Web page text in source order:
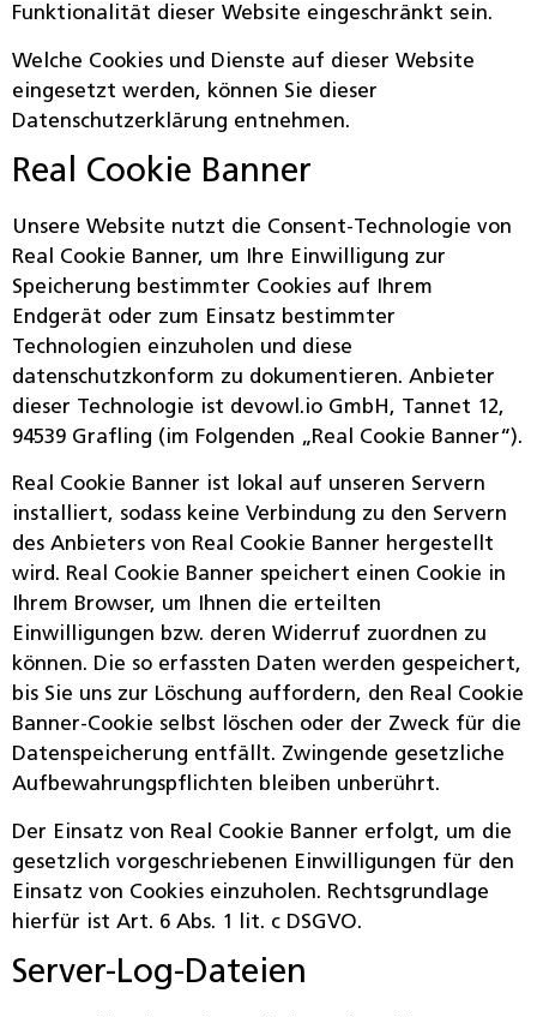
Funktionalität dieser Website eingeschränkt sein.
Welche Cookies und Dienste auf dieser Website
eingesetzt werden, können Sie dieser
Datenschutzerklärung entnehmen.
Real Cookie Banner
Unsere Website nutzt die Consent-Technologie von
Real Cookie Banner, um Ihre Einwilligung zur
Speicherung bestimmter Cookies auf Ihrem
Endgerät oder zum Einsatz bestimmter
Technologien einzuholen und diese
datenschutzkonform zu dokumentieren. Anbieter
dieser Technologie ist devowl.io GmbH, Tannet 12,
94539 Grafling (im Folgenden „Real Cookie Banner“).
Real Cookie Banner ist lokal auf unseren Servern
installiert, sodass keine Verbindung zu den Servern
des Anbieters von Real Cookie Banner hergestellt
wird. Real Cookie Banner speichert einen Cookie in
Ihrem Browser, um Ihnen die erteilten
Einwilligungen bzw. deren Widerruf zuordnen zu
können. Die so erfassten Daten werden gespeichert,
bis Sie uns zur Löschung auffordern, den Real Cookie
Banner-Cookie selbst löschen oder der Zweck für die
Datenspeicherung entfällt. Zwingende gesetzliche
Aufbewahrungspflichten bleiben unberührt.
Der Einsatz von Real Cookie Banner erfolgt, um die
gesetzlich vorgeschriebenen Einwilligungen für den
Einsatz von Cookies einzuholen. Rechtsgrundlage
hierfür ist Art. 6 Abs. 1 lit. c DSGVO.
Server-Log-Dateien